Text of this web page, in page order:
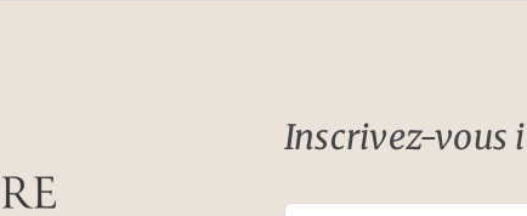
Inscrivez-vous